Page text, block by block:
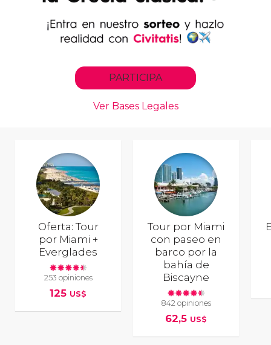
Oferta: Tour
por Miami +
Everglades
253 opiniones
125 US$
Tour por Miami
con paseo en
barco por la
bahía de
Biscayne
842 opiniones
62,5 US$